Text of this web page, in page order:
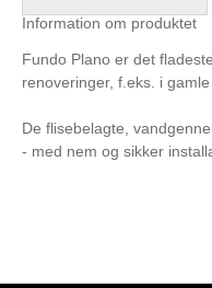
Information om produktet
Fundo Plano er det
renoveringer, f.eks. i
De flisebelagte,
- med nem og sikker